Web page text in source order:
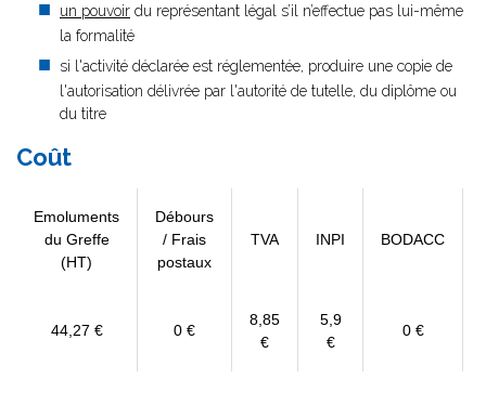
un pouvoir du représentant légal s’il n’effectue pas lui-même
la formalité
si l'activité déclarée est réglementée, produire une copie de
l'autorisation délivrée par l'autorité de tutelle, du diplôme ou
du titre
Coût
Emoluments
du Greffe
(HT)
Débours
/ Frais
postaux
TVA INPI BODACC
44,27 € 0 €
8,85
€
5,9
€
0 €